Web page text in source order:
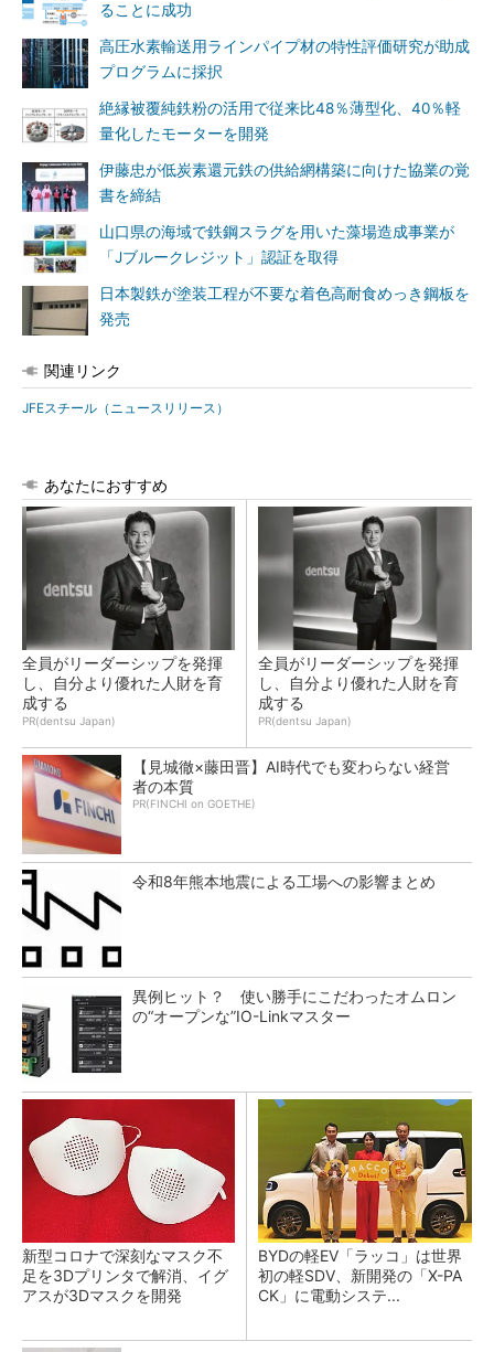
ることに成功
高圧水素輸送用ラインパイプ材の特性評価研究が助成
プログラムに採択
絶縁被覆純鉄粉の活用で従来比48％薄型化、40％軽
量化したモーターを開発
伊藤忠が低炭素還元鉄の供給網構築に向けた協業の覚
書を締結
山口県の海域で鉄鋼スラグを用いた藻場造成事業が
「Jブルークレジット」認証を取得
日本製鉄が塗装工程が不要な着色高耐食めっき鋼板を
発売
関連リンク
JFEスチール（ニュースリリース）
あなたにおすすめ
全員がリーダーシップを発揮
し、自分より優れた人財を育
成する
PR(dentsu Japan)
全員がリーダーシップを発揮
し、自分より優れた人財を育
成する
PR(dentsu Japan)
【見城徹×藤田晋】AI時代でも変わらない経営
者の本質
PR(FINCHI on GOETHE)
令和8年熊本地震による工場への影響まとめ
異例ヒット？ 使い勝手にこだわったオムロン
の“オープンな”IO-Linkマスター
新型コロナで深刻なマスク不
足を3Dプリンタで解消、イグ
アスが3Dマスクを開発
BYDの軽EV「ラッコ」は世界
初の軽SDV、新開発の「X-PA
CK」に電動システ...